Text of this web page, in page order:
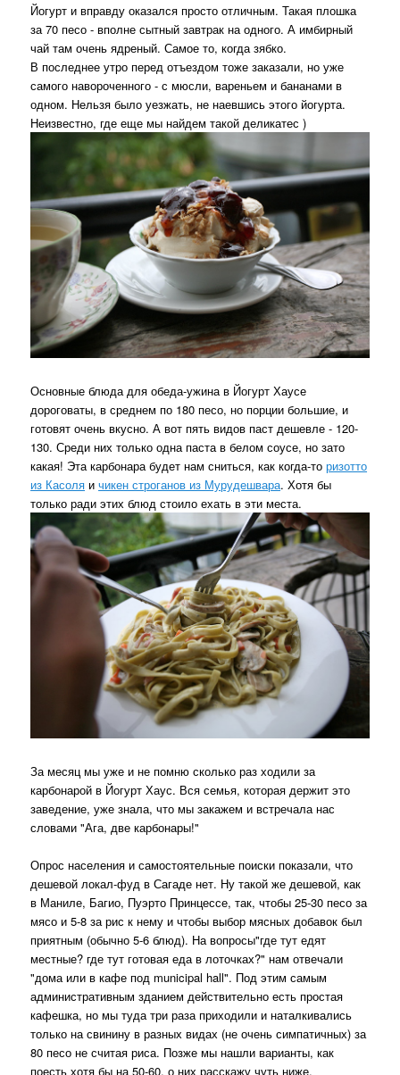
Йогурт и вправду оказался просто отличным. Такая плошка
за 70 песо - вполне сытный завтрак на одного. А имбирный
чай там очень ядреный. Самое то, когда зябко.
В последнее утро перед отъездом тоже заказали, но уже
самого навороченного - с мюсли, вареньем и бананами в
одном. Нельзя было уезжать, не наевшись этого йогурта.
Неизвестно, где еще мы найдем такой деликатес )
Основные блюда для обеда-ужина в Йогурт Хаусе
дороговаты, в среднем по 180 песо, но порции большие, и
готовят очень вкусно. А вот пять видов паст дешевле - 120-
130. Среди них только одна паста в белом соусе, но зато
какая! Эта карбонара будет нам сниться, как когда-торизотто
из Касоля ичикен строганов из Мурудешвара. Хотя бы
только ради этих блюд стоило ехать в эти места.
За месяц мы уже и не помню сколько раз ходили за
карбонарой в Йогурт Хаус. Вся семья, которая держит это
заведение, уже знала, что мы закажем и встречала нас
словами "Ага, две карбонары!"
Опрос населения и самостоятельные поиски показали, что
дешевой локал-фуд в Сагаде нет. Ну такой же дешевой, как
в Маниле, Багио, Пуэрто Принцессе, так, чтобы 25-30 песо за
мясо и 5-8 за рис к нему и чтобы выбор мясных добавок был
приятным (обычно 5-6 блюд). На вопросы"где тут едят
местные? где тут готовая еда в лоточках?" нам отвечали
"дома или в кафе под municipal hall". Под этим самым
административным зданием действительно есть простая
кафешка, но мы туда три раза приходили и наталкивались
только на свинину в разных видах (не очень симпатичных) за
80 песо не считая риса. Позже мы нашли варианты, как
поесть хотя бы на 50-60, о них расскажу чуть ниже.